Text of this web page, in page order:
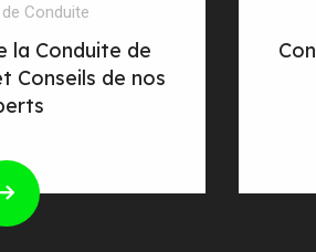
Conduite
la Conduite de
Conseils de nos